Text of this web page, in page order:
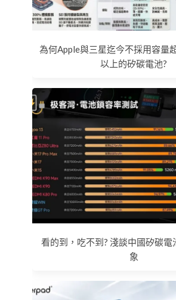
為何Apple與三星迄今不採用容量
以上的矽碳電池?
看的到，吃不到? 淺談中國矽碳電
象